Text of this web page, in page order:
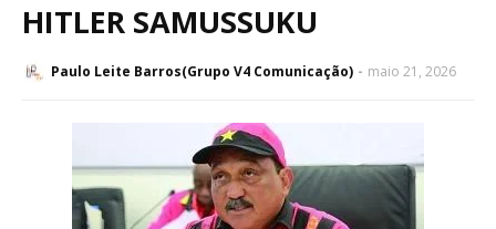
HITLER SAMUSSUKU
Paulo Leite Barros(Grupo V4 Comunicação) maio 21, 2026